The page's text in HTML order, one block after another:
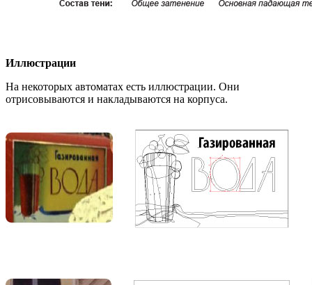
Иллюстрации
На некоторых автоматах есть иллюстрации. Они
отрисовываются и накладываются на корпуса.